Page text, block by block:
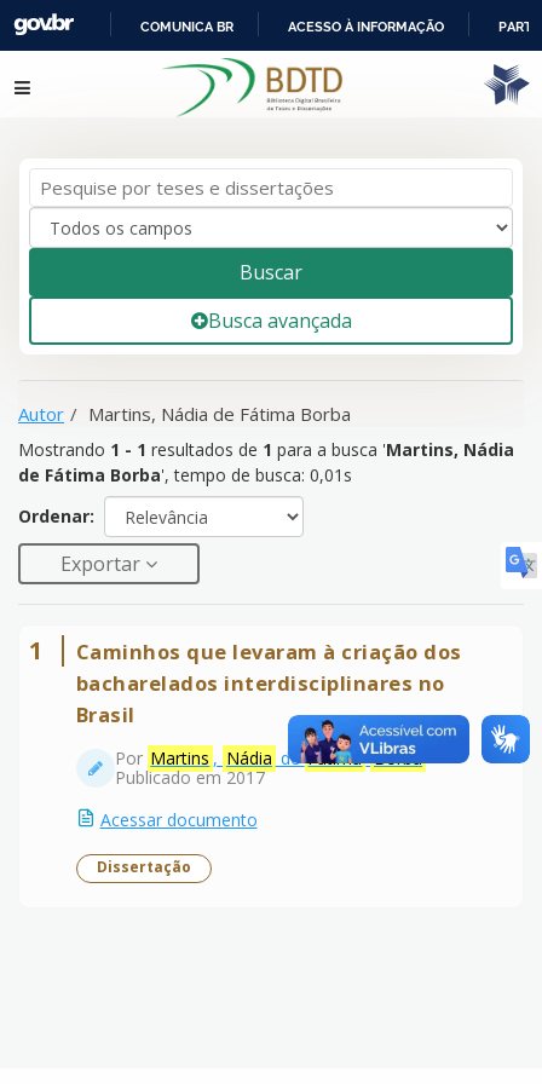
IR
PARA
COMUNICA BR ACESSO À INFORMAÇÃO
resultados de 1para a busca '
Martins, Nádia
de Fátima Borba
Pular para o conteúdo
Buscar
Busca avançada
Autor Martins, Nádia de Fátima Borba
Mostrando 1 - 1 resultados de 1 para a busca 'Martins, Nádia
de Fátima Borba', tempo de busca: 0,01s
Ordenar:
Exportar
1
Caminhos que levaram à criação dos
bacharelados interdisciplinares no
Brasil
Por Martins , Nádia deFátima Borba
Publicado em 2017
Acessar documento
Dissertação